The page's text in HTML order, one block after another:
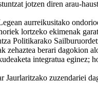
jotzen diren arau-
aurreikusitako
lortzeko ekimenak
Politikarako
berari dagokion
integratua eginez;
Jaurlaritzako zuzendariei